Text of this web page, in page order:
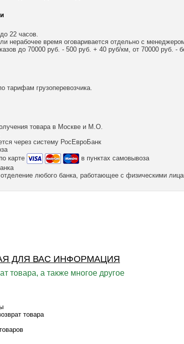
22 часов.
нерабочее время оговаривается отдельно с
до 70000 руб. - 500 руб. + 40 руб/км, от 70000 руб. -
тарифам грузоперевозчика.
товара в Москве и М.О.
через систему РосЕвроБанк
карте
в пунктах самовывоза
любого банка, работающее с физическими
ДЛЯ ВАС ИНФОРМАЦИЯ
товара, а также многое другое
товара